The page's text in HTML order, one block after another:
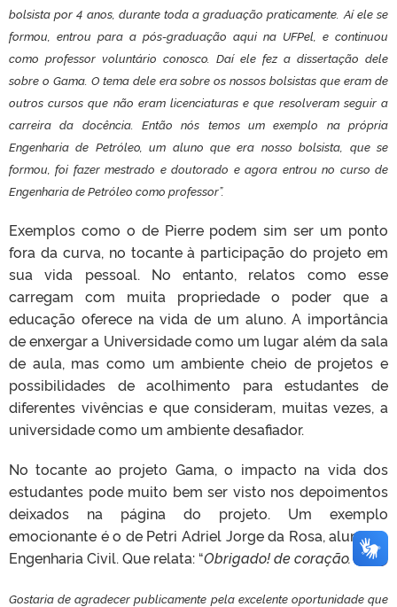
bolsista por 4 anos, durante toda a graduação praticamente. Aí ele se
formou, entrou para a pós-graduação aqui na UFPel, e continuou
como professor voluntário conosco. Daí ele fez a dissertação dele
sobre o Gama. O tema dele era sobre os nossos bolsistas que eram de
outros cursos que não eram licenciaturas e que resolveram seguir a
carreira da docência. Então nós temos um exemplo na própria
Engenharia de Petróleo, um aluno que era nosso bolsista, que se
formou, foi fazer mestrado e doutorado e agora entrou no curso de
Engenharia de Petróleo como professor”.
Exemplos como o de Pierre podem sim ser um ponto
fora da curva, no tocante à participação do projeto em
sua vida pessoal. No entanto, relatos como esse
carregam com muita propriedade o poder que a
educação oferece na vida de um aluno. A importância
de enxergar a Universidade como um lugar além da sala
de aula, mas como um ambiente cheio de projetos e
possibilidades de acolhimento para estudantes de
diferentes vivências e que consideram, muitas vezes, a
universidade como um ambiente desafiador.
No tocante ao projeto Gama, o impacto na vida dos
estudantes pode muito bem ser visto nos depoimentos
deixados na página do projeto. Um exemplo
emocionante é o de Petri Adriel Jorge da Rosa, aluno da
Engenharia Civil. Que relata: “Obrigado! de coração.
Gostaria de agradecer publicamente pela excelente oportunidade que